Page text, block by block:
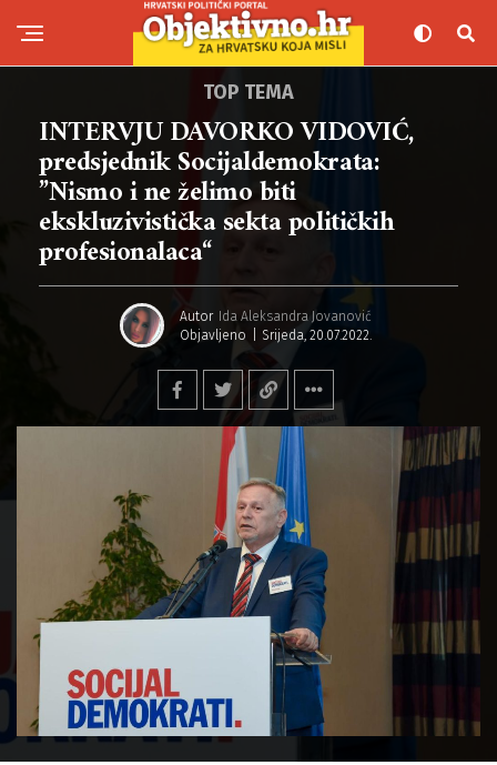
TOP TEMA
INTERVJU DAVORKO VIDOVIĆ,
predsjednik Socijaldemokrata:
”Nismo i ne želimo biti
ekskluzivistička sekta političkih
profesionalaca“
Autor Ida Aleksandra Jovanović
Objavljeno
Srijeda, 20.07.2022.